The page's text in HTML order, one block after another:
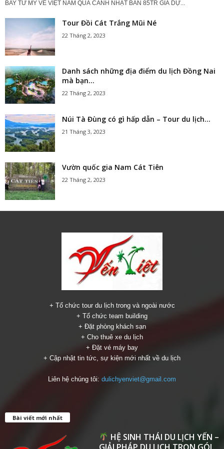
BAY TỪ MỸ VỀ VIỆT NAM QUÁ CẢNH NHẬT BẢN 85TR GIÁ DỰ...
Tour Đồi Cát Trắng Mũi Né
22 Tháng 2, 2023
Danh sách những địa điểm du lịch Đồng Nai
mà bạn...
22 Tháng 2, 2023
Núi Tà Đùng có gì hấp dẫn – Tour du lịch...
21 Tháng 3, 2023
Vườn quốc gia Nam Cát Tiên
22 Tháng 2, 2023
+ Tổ chức tour du lịch trong và ngoài nước
+ Tổ chức team building
+ Đặt phòng khách sạn
+ Cho thuê xe du lịch
+ Đặt vé máy bay
+ Cập nhật tin tức, sự kiện mới nhất về du lịch
Liên hệ chúng tôi: dulichyenviet@gmail.com
Bài viết mới nhất
HỆ SINH THÁI DU LỊCH YẾN –